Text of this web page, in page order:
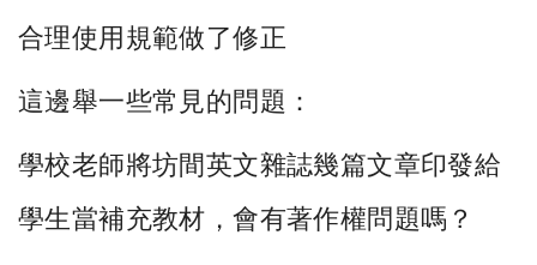
合理使用規範做了修正
這邊舉一些常見的問題：
學校老師將坊間英文雜誌幾篇文章印發給
學生當補充教材，會有著作權問題嗎？